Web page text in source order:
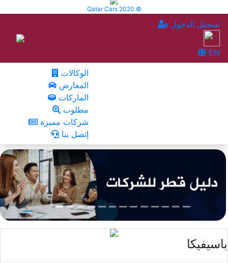
Qatar Cars 2020 ©
تسجيل الدخول
EN
الوكالات
المعارض
الماركات
مطلوب
شركات مميزة
إتصل بنا
باسيفيكا